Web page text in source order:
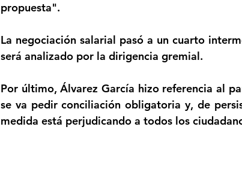
propuesta".
La negociación salarial pasó a un cuarto
será analizado por la dirigencia gremial.
Por último, Álvarez García hizo referencia al
se va pedir conciliación obligatoria y, de
medida está perjudicando a todos los